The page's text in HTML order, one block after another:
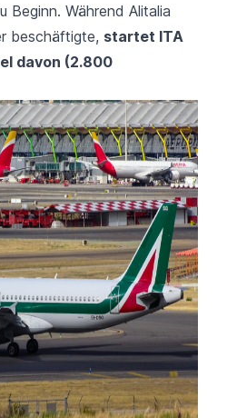
Beginn. Während Alitalia
beschäftigte, startet ITA
davon (2.800